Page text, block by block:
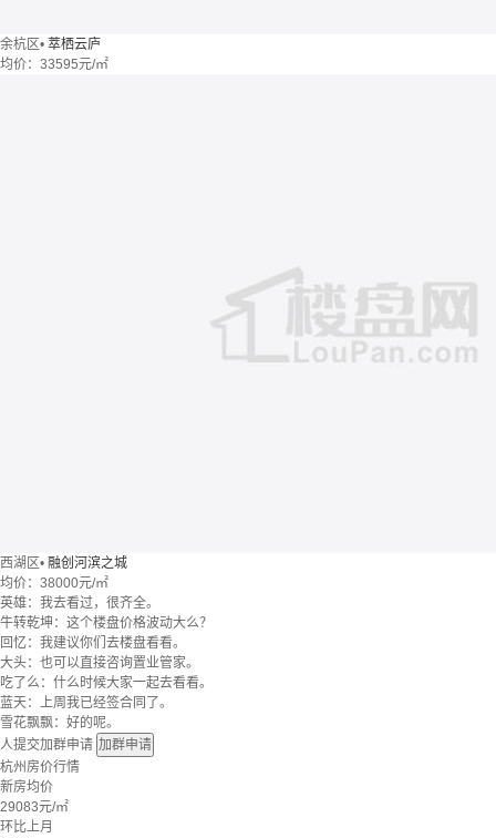
余杭区• 萃栖云庐
均价： 33595元/㎡
西湖区• 融创河滨之城
均价： 38000元/㎡
英雄：我去看过，很齐全。
牛转乾坤：这个楼盘价格波动大么？
回忆：我建议你们去楼盘看看。
大头：也可以直接咨询置业管家。
吃了么：什么时候大家一起去看看。
蓝天：上周我已经签合同了。
雪花飘飘：好的呢。
人提交加群申请 加群申请
杭州房价行情
新房均价
29083元/㎡
环比上月